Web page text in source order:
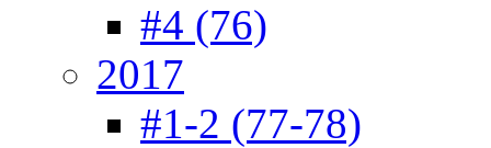
#4 (76)
2017
#1-2 (77-78)